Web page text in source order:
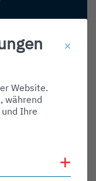
am
am Bodensee-
WEITERLESEN
Website.
während
Ihre